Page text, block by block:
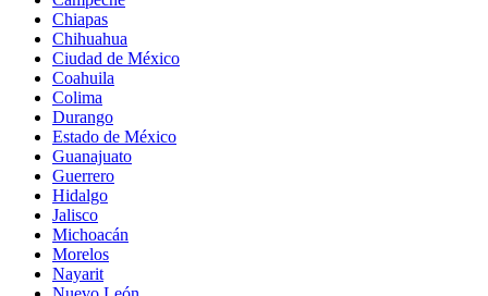
Chiapas
Chihuahua
Ciudad de México
Coahuila
Colima
Durango
Estado de México
Guanajuato
Guerrero
Hidalgo
Jalisco
Michoacán
Morelos
Nayarit